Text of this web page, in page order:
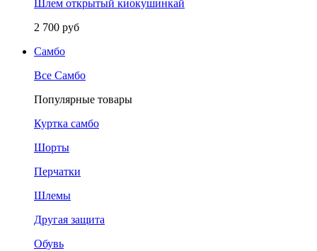
Шлем открытый киокушинкай
2 700 руб
Самбо
Все Самбо
Популярные товары
Куртка самбо
Шорты
Перчатки
Шлемы
Другая защита
Обувь